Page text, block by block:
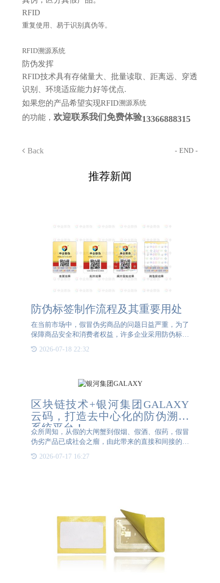
RFID
重复使用、易于识别真伪等。
RFID溯源系统
防伪发挥
RFID技术具有存储量大、批量读取、距离远、穿透
识别、环境适应能力好等优点.
如果您的产品希望实现RFID溯源系统
的功能， 欢迎联系我们免费体验13366888315
Back - END -
推荐新闻
防伪标签制作流程及其重要用处
在当前市场中，假冒伪劣商品的问题日益严重，为了
保障商品安全和消费者权益，许多企业采用防伪标签
程以及其在商品防伪方面的重要用处。防伪标签制作
2026-07-18 22:32
区块链技术+银河集团GALAXY
云码，打造去中心化的防伪溯源
系统平台！
众所周知，从假的大闸蟹到假烟、假酒、假药，假冒
伪劣产品已成社会之瘤，由此带来的直接和间接的经
的预算也是个巨额数字。各大品牌企业用尽浑身解数
2026-07-17 16:27